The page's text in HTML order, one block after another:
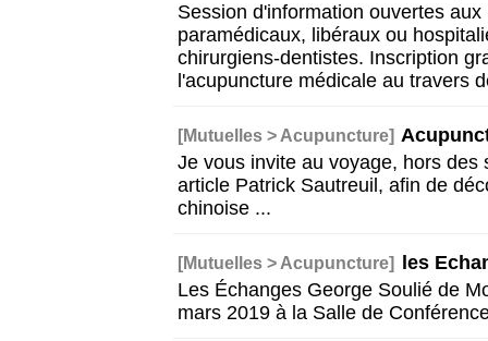
Session d'information ouvertes
paramédicaux, libéraux ou
chirurgiens-dentistes. Inscription
l'acupuncture médicale au travers
[Mutuelles > Acupuncture]
Je vous invite au voyage, hors
article Patrick Sautreuil, afin de
chinoise ...
[Mutuelles > Acupuncture]
les
Les Échanges George Soulié de
mars 2019 à la Salle de